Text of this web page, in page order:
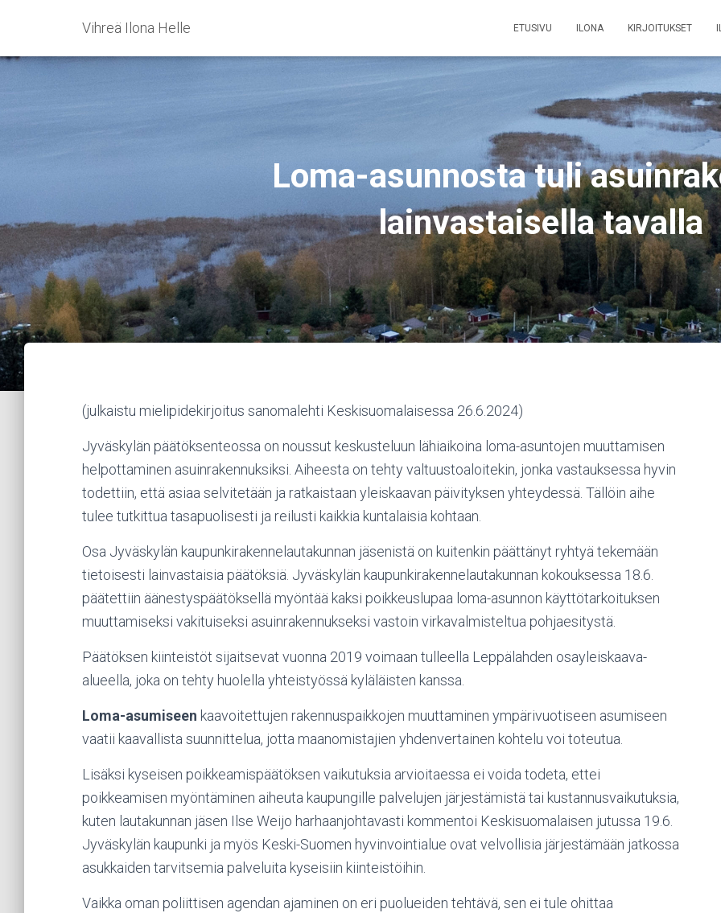
Vihreä Ilona Helle ETUSIVU ILONA KIRJOITUKSET
Loma-asunnosta tuli
lainvastaisella tavalla
(julkaistu mielipidekirjoitus sanomalehti Keskisuomalaisessa 26.6.2024)
Jyväskylän päätöksenteossa on noussut keskusteluun lähiaikoina loma-asuntojen muuttamisen
helpottaminen asuinrakennuksiksi. Aiheesta on tehty valtuustoaloitekin, jonka vastauksessa hyvin
todettiin, että asiaa selvitetään ja ratkaistaan yleiskaavan päivityksen yhteydessä. Tällöin aihe
tulee tutkittua tasapuolisesti ja reilusti kaikkia kuntalaisia kohtaan.
Osa Jyväskylän kaupunkirakennelautakunnan jäsenistä on kuitenkin päättänyt ryhtyä tekemään
tietoisesti lainvastaisia päätöksiä. Jyväskylän kaupunkirakennelautakunnan kokouksessa 18.6.
päätettiin äänestyspäätöksellä myöntää kaksi poikkeuslupaa loma-asunnon käyttötarkoituksen
muuttamiseksi vakituiseksi asuinrakennukseksi vastoin virkavalmisteltua pohjaesitystä.
Päätöksen kiinteistöt sijaitsevat vuonna 2019 voimaan tulleella Leppälahden osayleiskaava-
alueella, joka on tehty huolella yhteistyössä kyläläisten kanssa.
Loma-asumiseen kaavoitettujen rakennuspaikkojen muuttaminen ympärivuotiseen asumiseen
vaatii kaavallista suunnittelua, jotta maanomistajien yhdenvertainen kohtelu voi toteutua.
Lisäksi kyseisen poikkeamispäätöksen vaikutuksia arvioitaessa ei voida todeta, ettei
poikkeamisen myöntäminen aiheuta kaupungille palvelujen järjestämistä tai kustannusvaikutuksia,
kuten lautakunnan jäsen Ilse Weijo harhaanjohtavasti kommentoi Keskisuomalaisen jutussa 19.6.
Jyväskylän kaupunki ja myös Keski-Suomen hyvinvointialue ovat velvollisia järjestämään jatkossa
asukkaiden tarvitsemia palveluita kyseisiin kiinteistöihin.
Vaikka oman poliittisen agendan ajaminen on eri puolueiden tehtävä, sen ei tule ohittaa